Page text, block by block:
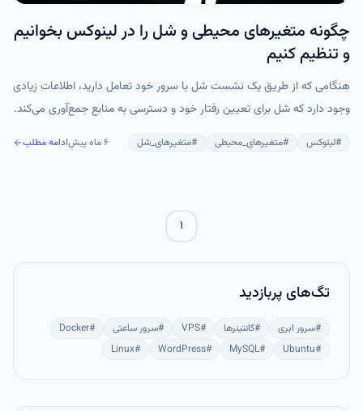
چگونه متغیرهای محیطی و شل را در لینوکس بخوانیم
و تنظیم کنیم
هنگامی که از طریق یک نشست شل با سرور خود تعامل دارید، اطلاعات زیادی
وجود دارد که شل برای تعیین رفتار خود و دسترسی به منابع جمع‌آوری می‌کند.
#لینوکس #متغیرهای_محیطی #متغیرهای_شل ۶ ماه پیش ادامه مطلب
۱
تگ‌های پربازدید
#سرور ابری #کانتینرها #
VPS
#سرور ساعتی #
Docker
#
Ubuntu
#
MySQL
#
WordPress
#
Linux